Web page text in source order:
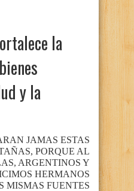
la
y la
JAMAS ESTAS
PORQUE AL
ARGENTINOS Y
HERMANOS
MISMAS FUENTES